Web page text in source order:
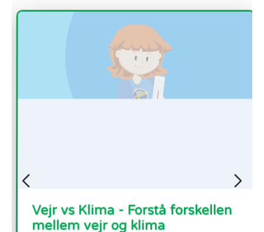
Vejr vs Klima - Forstå forskellen
mellem vejr og klima